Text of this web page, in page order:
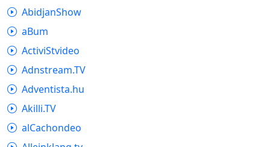
AbidjanShow
aBum
ActiviStvideo
Adnstream.TV
Adventista.hu
Akilli.TV
alCachondeo